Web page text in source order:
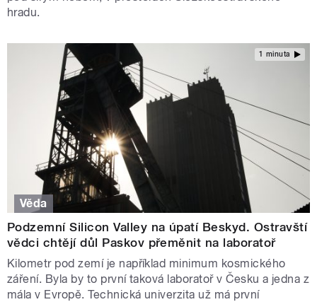
hradu.
1 minuta
Věda
Podzemní Silicon Valley na úpatí Beskyd. Ostravští
vědci chtějí důl Paskov přeměnit na laboratoř
Kilometr pod zemí je například minimum kosmického
záření. Byla by to první taková laboratoř v Česku a jedna z
mála v Evropě. Technická univerzita už má první